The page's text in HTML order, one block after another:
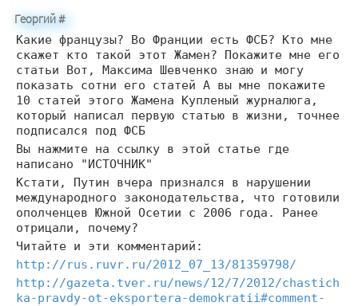
Георгий#
Какие французы? Во Франции есть ФСБ? Кто мне
скажет кто такой этот Жамен? Покажите мне его
статьи Вот, Максима Шевченко знаю и могу
показать сотни его статей А вы мне покажите
10 статей этого Жамена Купленый журналюга,
который написал первую статью в жизни, точнее
подписался под ФСБ
Вы нажмите на ссылку в этой статье где
написано "ИСТОЧНИК"
Кстати, Путин вчера признался в нарушении
международного законодательства, что готовили
ополченцев Южной Осетии с 2006 года. Ранее
отрицали, почему?
Читайте и эти комментарий:
http://rus.ruvr.ru/2012_07_13/81359798/
http://gazeta.tver.ru/news/12/7/2012/chastich
ka-pravdy-ot-eksportera-demokratii#comment-